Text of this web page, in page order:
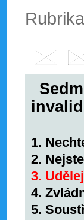
1.
2.
3.
4.
5.